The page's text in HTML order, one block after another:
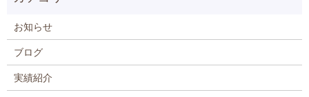
お知らせ
ブログ
実績紹介